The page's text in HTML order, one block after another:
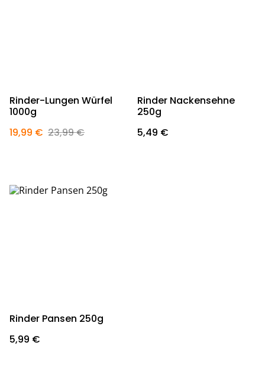
Rinder-Lungen Würfel
1000g
19,99 € 23,99 €
Rinder Nackensehne
250g
5,49 €
Rinder Pansen 250g
5,99 €